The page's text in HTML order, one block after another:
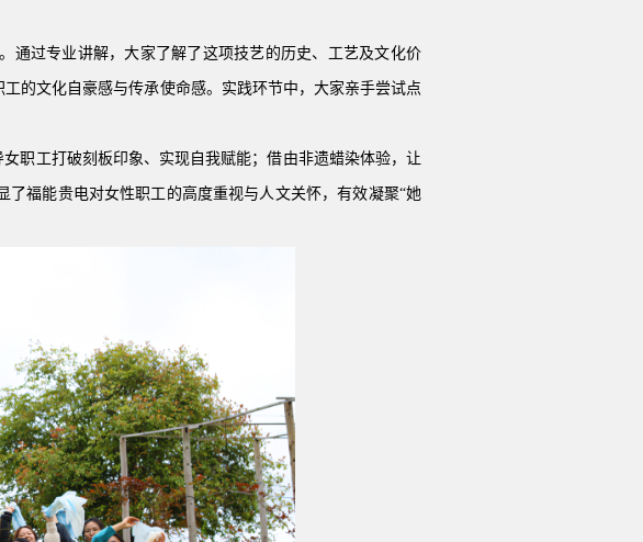
过专业讲解，大家了解了这项技艺的历史、工艺及文化价
的文化自豪感与传承使命感。实践环节中，大家亲手尝试点
职工打破刻板印象、实现自我赋能；借由非遗蜡染体验，让
福能贵电对女性职工的高度重视与人文关怀，有效凝聚“她